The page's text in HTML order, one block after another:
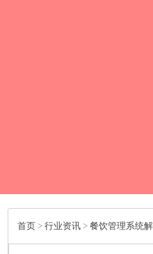
首页 > 行业资讯 > 餐饮管理系统